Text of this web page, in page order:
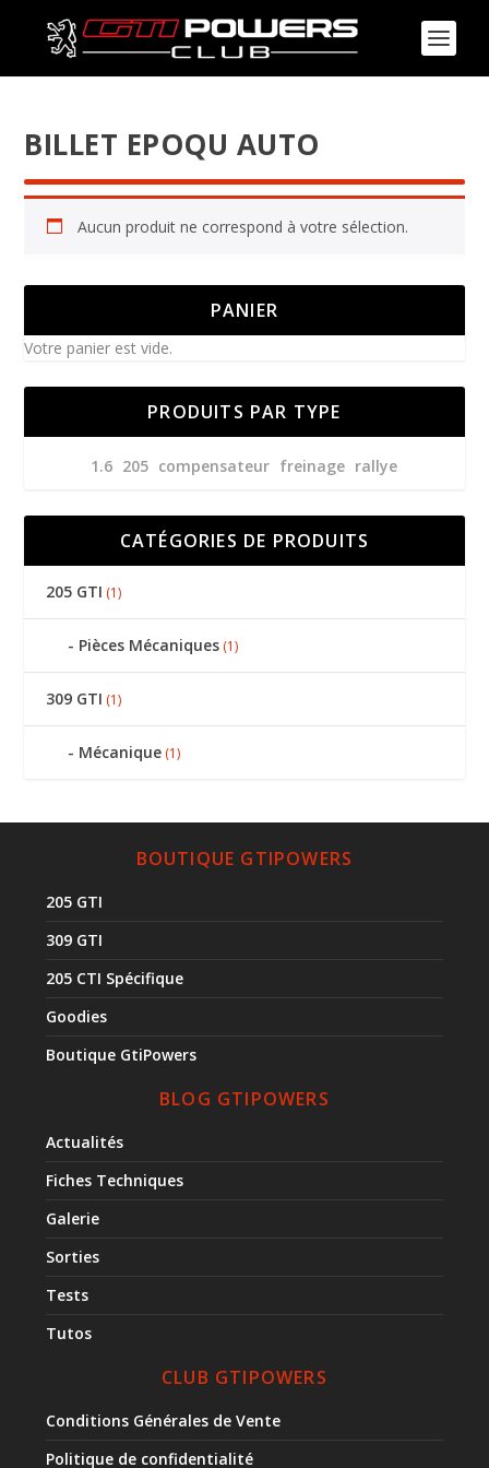
BILLET EPOQU AUTO
Aucun produit ne correspond à votre sélection.
PANIER
Votre panier est vide.
PRODUITS PAR TYPE
1.6 205 compensateur freinage rallye
CATÉGORIES DE PRODUITS
205 GTI (1)
Pièces Mécaniques (1)
309 GTI (1)
Mécanique (1)
BOUTIQUE GTIPOWERS
205 GTI
309 GTI
205 CTI Spécifique
Goodies
Boutique GtiPowers
BLOG GTIPOWERS
Actualités
Fiches Techniques
Galerie
Sorties
Tests
Tutos
CLUB GTIPOWERS
Conditions Générales de Vente
Politique de confidentialité